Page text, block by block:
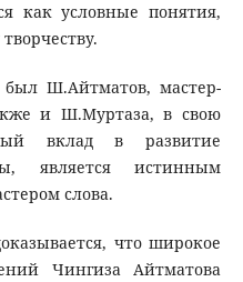
как условные понятия,
Ш.Айтматов, мастер-
и Ш.Муртаза, в свою
вклад в развитие
является истинным
слова.
что широкое
Чингиза Айтматова